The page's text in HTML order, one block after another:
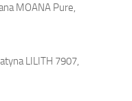
MOANA Pure,
LILITH 7907,